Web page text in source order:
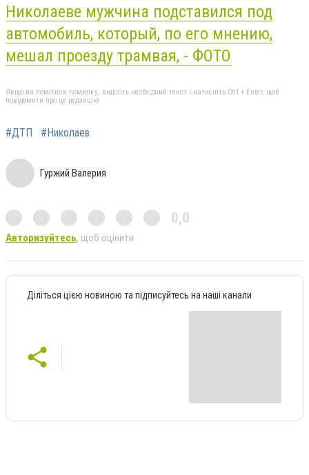
Николаеве мужчина подставился под
автомобиль, который, по его мнению,
мешал проезду трамвая, - ФОТО
Якщо ви помітили помилку, виділіть необхідний текст і натисніть Ctrl + Enter, щоб
повідомити про це редакцію
#ДТП #Николаев
Гуржий Валерия
0,0
Авторизуйтесь, щоб оцінити
Діліться цією новиною та підписуйтесь на наші канали